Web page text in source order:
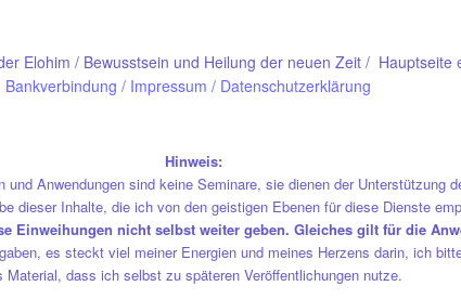
Elohim / Bewusstsein und Heilung der neuen Zeit / Hauptseite
Bankverbindung / Impressum / Datenschutzerklärung
Hinweis:
Anwendungen sind keine Seminare, sie dienen der Unterstützung
dieser Inhalte, die ich von den geistigen Ebenen für diese Dienste
Einweihungen nicht selbst weiter geben. Gleiches gilt für die
es steckt viel meiner Energien und meines Herzens darin, ich
Material, dass ich selbst zu späteren Veröffentlichungen nutze.